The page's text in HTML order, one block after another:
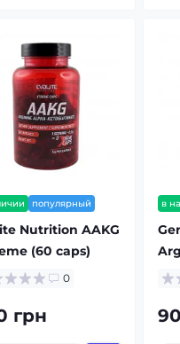
популярный
Nutrition AAKG
(60 caps)
0
грн
в